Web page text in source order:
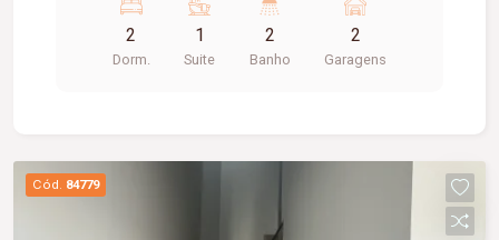
Lavanderia independente; Área gourmet com
churrasqueira e pia; 02 vagas de garagem
cobertas; Diferenciais: Armários planejados na
iluminação natural e ventilação; Construção em
laje, oferecendo maior conforto térmico e
durabilidade; Portão eletrônico; Sistema de
2
Dorm.
1
Suite
2
Banho
2
Garagens
Cód. 84779